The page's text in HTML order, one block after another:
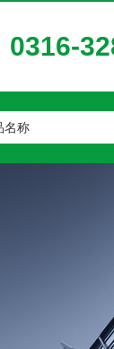
0316-